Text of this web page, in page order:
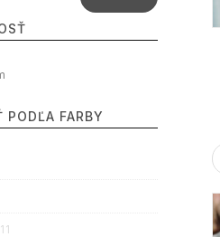
PODĽA FARBY
11